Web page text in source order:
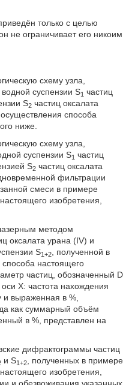
только с целью
не ограничивает его никоим
схему узла,
суспензии S1 частиц
S2частиц оксалата
способа
ниже.
схему узла,
суспензии S1 частиц
S2частиц оксалата
фильтрации
смеси в примере
изобретения,
методом
оксалата урана (IV) и
S1+2, полученной в
настоящего
частиц, обозначенный D
X: частота нахождения
выраженная в %,
как суммарный объём
в %, представлен на
дифрактограммы частиц
и S1+2, полученных в примере
изобретения,